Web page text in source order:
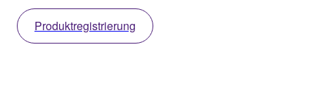
Produktregistrierung